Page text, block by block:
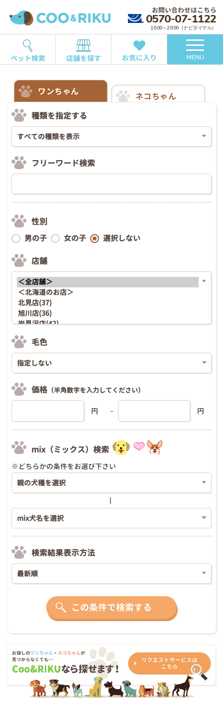
お問い合わせはこちら
0570-07-1122
10:00～20:00（ナビダイヤル）
ペット検索 店舗を探す お気に入り MENU
ワンちゃん
ネコちゃん
種類を指定する
フリーワード検索
性別
男の子 女の子 選択しない
店舗
毛色
価格 （半角数字を入力してください）
円 円
mix（ミックス）検索
※どちらかの条件をお選び下さい
検索結果表示方法
この条件で検索する